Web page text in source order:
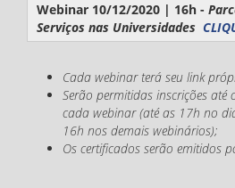
Webinar 10/12/2020 | 16h -
Serviços nas Universidades
Cada webinar terá seu link
Serão permitidas inscrições
cada webinar (até as 17h no
16h nos demais webinários);
Os certificados serão emitidos